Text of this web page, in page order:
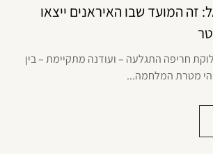
זה המועד שבו האיראנים ייצאו
חריפה התגלעה – ועודנה מתקיימת – בין
מטרת המלחמה...